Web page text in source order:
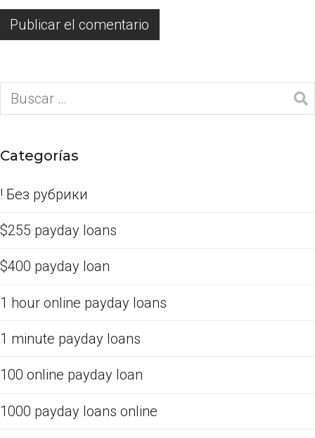
Categorías
! Без рубрики
$255 payday loans
$400 payday loan
1 hour online payday loans
1 minute payday loans
100 online payday loan
1000 payday loans online